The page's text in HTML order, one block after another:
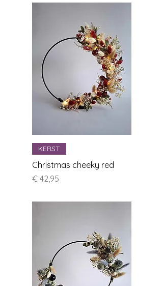
KERST
Christmas cheeky red
Prijs
€ 42,95